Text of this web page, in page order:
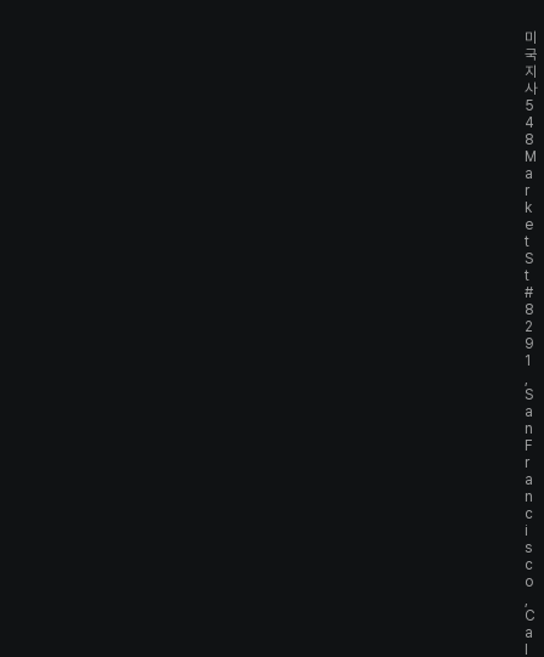
미
국
지
사
5
4
8
M
a
r
k
e
t
S
t
#
8
2
9
1
S
a
n
F
r
a
n
c
i
s
c
o
C
a